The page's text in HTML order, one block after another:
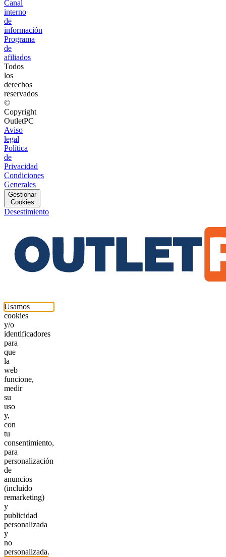
Canal
interno
de
información
Programa
de
afiliados
Todos
los
derechos
reservados
©
Copyright
OutletPC
Aviso
legal
Política
de
Privacidad
Condiciones
Generales
Gestionar
Cookies
Desestimiento
Usamos
cookies
y/o
identificadores
para
que
la
web
funcione,
medir
su
uso
y,
con
tu
consentimiento,
para
personalización
de
anuncios
(incluido
remarketing)
y
publicidad
personalizada
y
no
personalizada.